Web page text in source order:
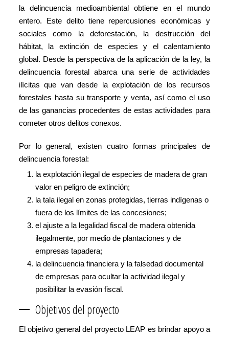
la delincuencia medioambiental obtiene en el mundo
entero. Este delito tiene repercusiones económicas y
sociales como la deforestación, la destrucción del
hábitat, la extinción de especies y el calentamiento
global. Desde la perspectiva de la aplicación de la ley, la
delincuencia forestal abarca una serie de actividades
ilícitas que van desde la explotación de los recursos
forestales hasta su transporte y venta, así como el uso
de las ganancias procedentes de estas actividades para
cometer otros delitos conexos.
Por lo general, existen cuatro formas principales de
delincuencia forestal:
la explotación ilegal de especies de madera de gran
valor en peligro de extinción;
la tala ilegal en zonas protegidas, tierras indígenas o
fuera de los límites de las concesiones;
el ajuste a la legalidad fiscal de madera obtenida
ilegalmente, por medio de plantaciones y de
empresas tapadera;
la delincuencia financiera y la falsedad documental
de empresas para ocultar la actividad ilegal y
posibilitar la evasión fiscal.
Objetivos del proyecto
El objetivo general del proyecto LEAP es brindar apoyo a